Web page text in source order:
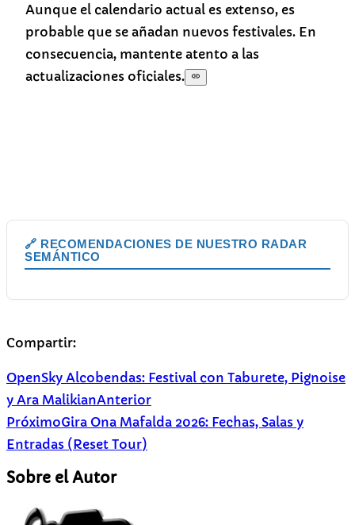
Aunque el calendario actual es extenso, es
probable que se añadan nuevos festivales. En
consecuencia, mantente atento a las
actualizaciones oficiales.
🔗 RECOMENDACIONES DE NUESTRO RADAR
SEMÁNTICO
Compartir:
OpenSky Alcobendas: Festival con Taburete, Pignoise
y Ara MalikianAnterior
PróximoGira Ona Mafalda 2026: Fechas, Salas y
Entradas (Reset Tour)
Sobre el Autor